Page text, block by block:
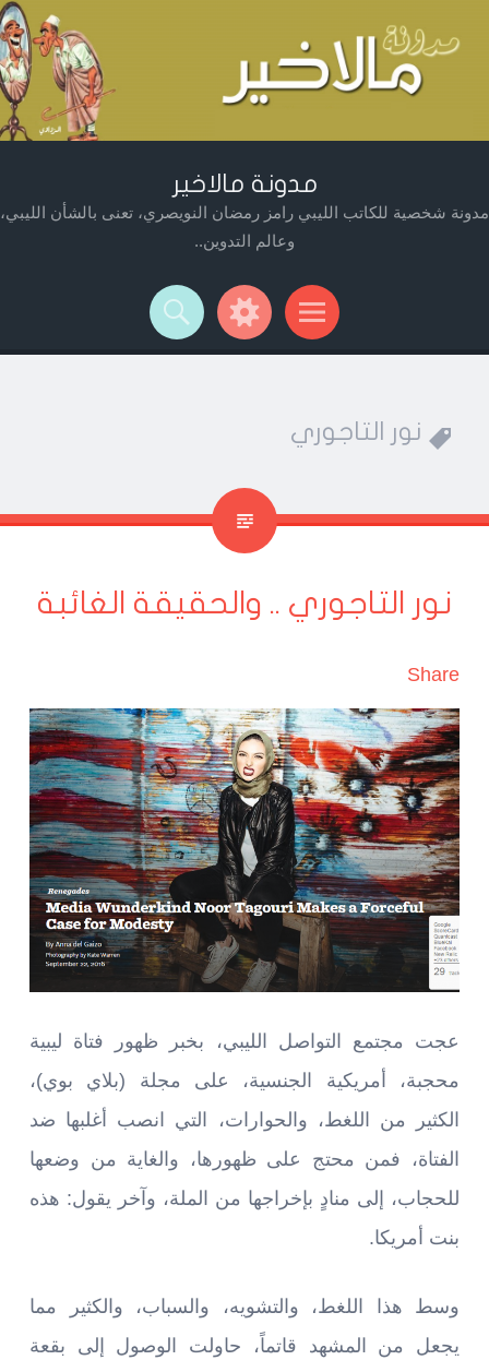
مدونة مالاخير
مدونة شخصية للكاتب الليبي رامز رمضان النويصري، تعنى بالشأن الليبي،
وعالم التدوين..
Menu
Widgets
Search
نور التاجوري
نور التاجوري .. والحقيقة الغائبة
Share
عجت مجتمع التواصل الليبي، بخبر ظهور فتاة ليبية
محجبة، أمريكية الجنسية، على مجلة (بلاي بوي)،
الكثير من اللغط، والحوارات، التي انصب أغلبها ضد
الفتاة، فمن محتج على ظهورها، والغاية من وضعها
للحجاب، إلى منادٍ بإخراجها من الملة، وآخر يقول: هذه
بنت أمريكا.
وسط هذا اللغط، والتشويه، والسباب، والكثير مما
يجعل من المشهد قاتماً، حاولت الوصول إلى بقعة